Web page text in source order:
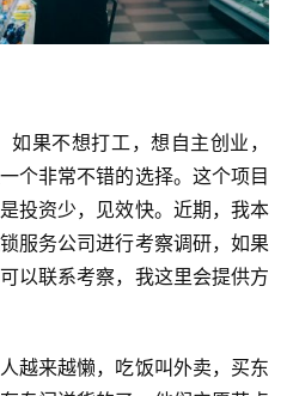
果不想打工，想自主创业，
个非常不错的选择。这个项目
投资少，见效快。近期，我本
服务公司进行考察调研，如果
以联系考察，我这里会提供方
越来越懒，吃饭叫外卖，买东